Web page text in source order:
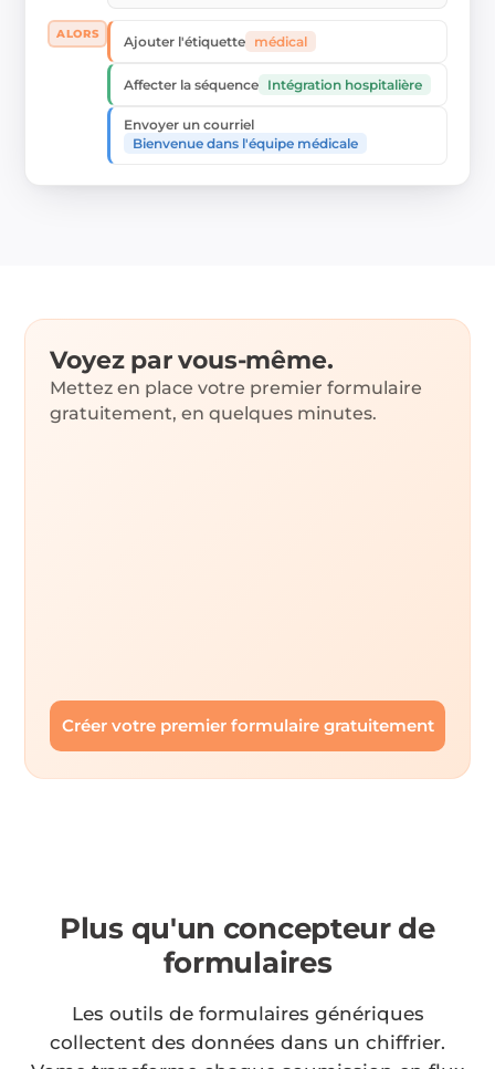
ALORS
Ajouter l'étiquette médical
Affecter la séquence Intégration hospitalière
Envoyer un courriel
Bienvenue dans l'équipe médicale
Voyez par vous-même.
Mettez en place votre premier formulaire
gratuitement, en quelques minutes.
Créer votre premier formulaire gratuitement
Plus qu'un concepteur de
formulaires
Les outils de formulaires génériques
collectent des données dans un chiffrier.